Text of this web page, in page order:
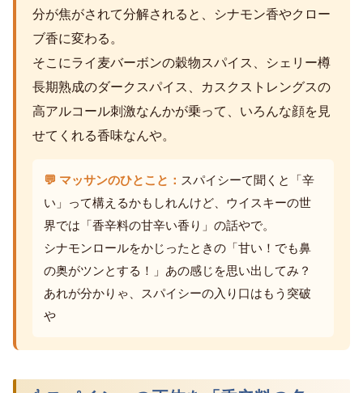
分が焦がされて分解されると、シナモン香やクロー
ブ香に変わる。
そこにライ麦バーボンの穀物スパイス、シェリー樽
長期熟成のダークスパイス、カスクストレングスの
高アルコール刺激なんかが乗って、いろんな顔を見
せてくれる香味なんや。
💬 マッサンのひとこと： スパイシーて聞くと「辛
い」って構えるかもしれんけど、ウイスキーの世
界では「香辛料の甘辛い香り」の話やで。
シナモンロールをかじったときの「甘い！でも鼻
の奥がツンとする！」あの感じを思い出してみ？
あれが分かりゃ、スパイシーの入り口はもう突破
や